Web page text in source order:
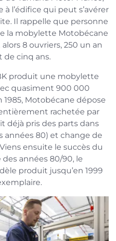
l’édifice qui peut s’avérer
Il rappelle que personne
la mobylette Motobécane
alors 8 ouvriers, 250 un an
de cinq ans.
produit une mobylette
quasiment 900 000
Motobécane dépose
rachetée par
déjà pris des parts dans
années 80) et change de
ensuite le succès du
années 80/90, le
produit jusqu’en 1999